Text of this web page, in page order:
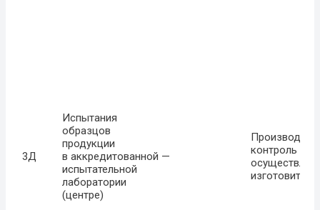
3Д
Испытания
образцов
продукции
в аккредитованной
испытательной
лаборатории
(центре)
—
контроль
изготовитель